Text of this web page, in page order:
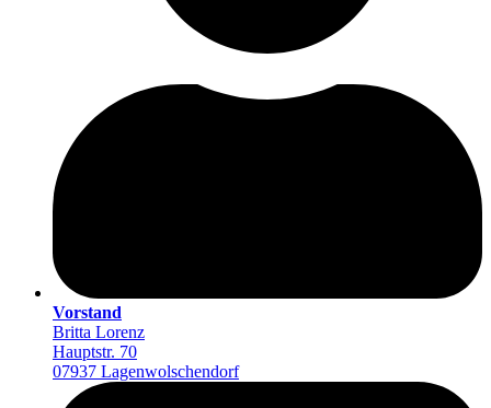
Vorstand
Britta Lorenz
Hauptstr. 70
07937 Lagenwolschendorf